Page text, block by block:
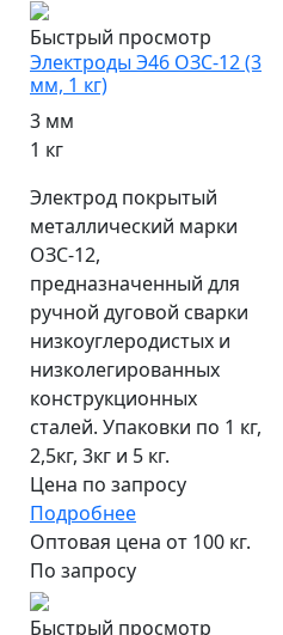
Быстрый просмотр
Электроды Э46 ОЗС-12 (3
мм, 1 кг)
3 мм
1 кг
Электрод покрытый
металлический марки
ОЗС-12,
предназначенный для
ручной дуговой сварки
низкоуглеродистых и
низколегированных
конструкционных
сталей. Упаковки по 1 кг,
2,5кг, 3кг и 5 кг.
Цена по запросу
Подробнее
Оптовая цена от 100 кг.
По запросу
Быстрый просмотр